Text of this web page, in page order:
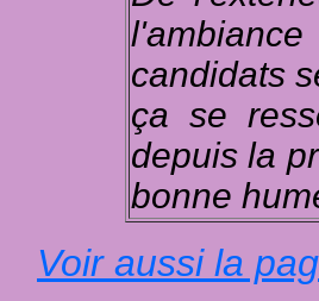
candidats
ça se
depuis la
bonne
Voir aussi la